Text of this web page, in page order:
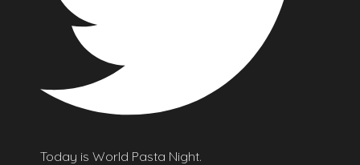
Today is World Pasta Night.